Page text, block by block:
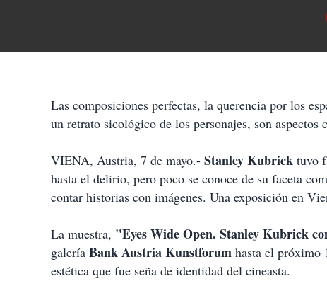
s
o
m
r
t
r
Las composiciones perfectas, la querencia por los
un retrato sicológico de los personajes, son aspectos
VIENA, Austria, 7 de mayo.- Stanley Kubrick tuvo
hasta el delirio, pero poco se conoce de su faceta
contar historias con imágenes. Una exposición en
La muestra, "Eyes Wide Open. Stanley Kubrick
galería Bank Austria Kunstforum hasta el próximo
estética que fue seña de identidad del cineasta.